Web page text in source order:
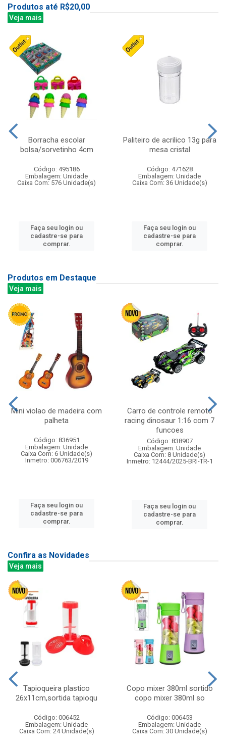
Produtos até R$20,00
Veja mais
Borracha escolar
bolsa/sorvetinho 4cm
Código: 495186
Embalagem: Unidade
Caixa Com: 576 Unidade(s)
Faça seu login ou
cadastre-se para
comprar.
Paliteiro de acrilico 13g para
mesa cristal
Código: 471628
Embalagem: Unidade
Caixa Com: 36 Unidade(s)
Faça seu login ou
cadastre-se para
comprar.
Produtos em Destaque
Veja mais
Mini violao de madeira com
palheta
Código: 836951
Embalagem: Unidade
Caixa Com: 6 Unidade(s)
Inmetro: 006763/2019
Faça seu login ou
cadastre-se para
comprar.
Carro de controle remoto
racing dinosaur 1:16 com 7
funcoes
Código: 838907
Embalagem: Unidade
Caixa Com: 8 Unidade(s)
Inmetro: 12444/2025-BRI-TR-1
Faça seu login ou
cadastre-se para
comprar.
Confira as Novidades
Veja mais
Tapioqueira plastico
26x11cm,sortida tapioqu
Código: 006452
Embalagem: Unidade
Caixa Com: 24 Unidade(s)
Copo mixer 380ml sortido
copo mixer 380ml so
Código: 006453
Embalagem: Unidade
Caixa Com: 30 Unidade(s)